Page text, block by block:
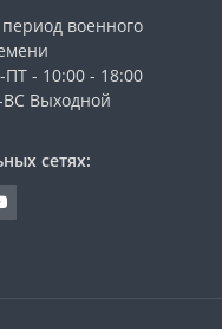
военного
- 10:00 - 18:00
Выходной
сетях: